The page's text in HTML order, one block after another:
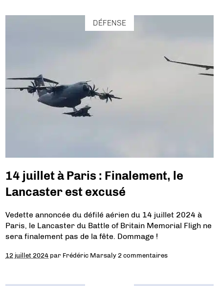
DÉFENSE
14 juillet à Paris : Finalement, le
Lancaster est excusé
Vedette annoncée du défilé aérien du 14 juillet 2024 à
Paris, le Lancaster du Battle of Britain Memorial Fligh ne
sera finalement pas de la fête. Dommage !
12 juillet 2024 par Frédéric Marsaly 2 commentaires